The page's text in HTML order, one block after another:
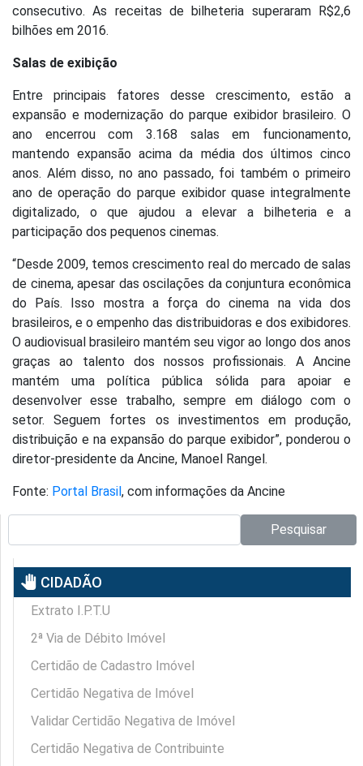
consecutivo. As receitas de bilheteria superaram R$2,6
bilhões em 2016.
Salas de exibição
Entre principais fatores desse crescimento, estão a
expansão e modernização do parque exibidor brasileiro. O
ano encerrou com 3.168 salas em funcionamento,
mantendo expansão acima da média dos últimos cinco
anos. Além disso, no ano passado, foi também o primeiro
ano de operação do parque exibidor quase integralmente
digitalizado, o que ajudou a elevar a bilheteria e a
participação dos pequenos cinemas.
“Desde 2009, temos crescimento real do mercado de salas
de cinema, apesar das oscilações da conjuntura econômica
do País. Isso mostra a força do cinema na vida dos
brasileiros, e o empenho das distribuidoras e dos exibidores.
O audiovisual brasileiro mantém seu vigor ao longo dos anos
graças ao talento dos nossos profissionais. A Ancine
mantém uma política pública sólida para apoiar e
desenvolver esse trabalho, sempre em diálogo com o
setor. Seguem fortes os investimentos em produção,
distribuição e na expansão do parque exibidor”, ponderou o
diretor-presidente da Ancine, Manoel Rangel.
Fonte: Portal Brasil, com informações da Ancine
Pesquisar
pan_tool CIDADÃO
Extrato I.P.T.U
2ª Via de Débito Imóvel
Certidão de Cadastro Imóvel
Certidão Negativa de Imóvel
Validar Certidão Negativa de Imóvel
Certidão Negativa de Contribuinte